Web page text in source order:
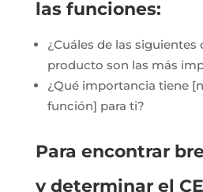
las funciones:
¿Cuáles de las
producto son las más
¿Qué importancia tiene
función] para ti?
Para encontrar
y determinar el